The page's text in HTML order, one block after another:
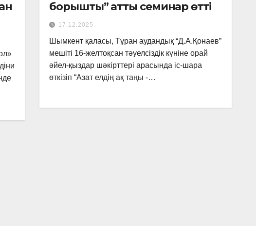
борышты” атты семинар өтті
17.12.2025
Шымкент қаласы, Тұран аудандық “Д.А.Қонаев”
мешіті 16-желтоқсан тәуелсіздік күніне орай
әйел-қыздар шәкірттері арасында іс-шара
өткізіп “Азат елдің ақ таңы -…